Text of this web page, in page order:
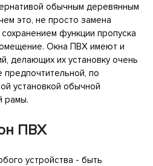
обычным деревянным
это, не просто замена
функции пропуска
Окна ПВХ имеют и
делающих их установку очень
по
установкой обычной
рамы.
ПВХ
устройства - быть